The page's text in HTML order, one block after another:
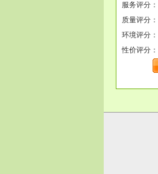
服务评分：
质量评分：
环境评分：
性价评分：